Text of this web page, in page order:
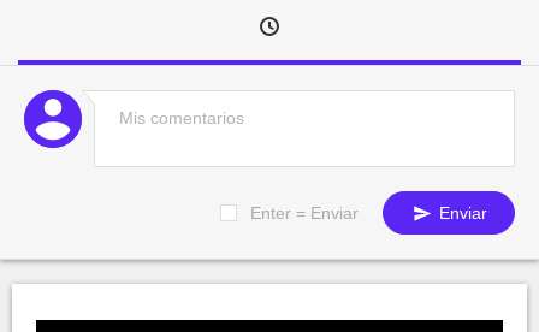
Enter = Enviar Enviar